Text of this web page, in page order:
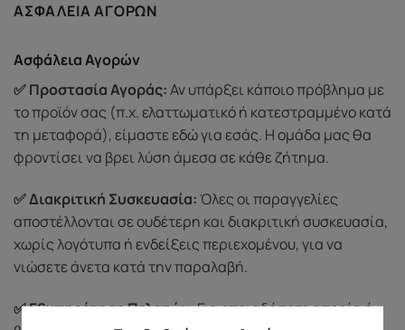
ΑΣΦΆΛΕΙΑ ΑΓΟΡΏΝ
Ασφάλεια Αγορών
✅ Προστασία Αγοράς:Αν υπάρξει κάποιο πρόβλημα με
το προϊόν σας (π.χ. ελαττωματικό ή κατεστραμμένο κατά
τη μεταφορά), είμαστε εδώ για εσάς. Η ομάδα μας θα
φροντίσει να βρει λύση άμεσα σε κάθε ζήτημα.
✅ Διακριτική Συσκευασία:Όλες οι παραγγελίες
αποστέλλονται σε ουδέτερη και διακριτική συσκευασία,
χωρίς λογότυπα ή ενδείξεις περιεχομένου, για να
νιώσετε άνετα κατά την παραλαβή.
✅ Εξυπηρέτηση Πελατών:Για οποιαδήποτε απορία ή